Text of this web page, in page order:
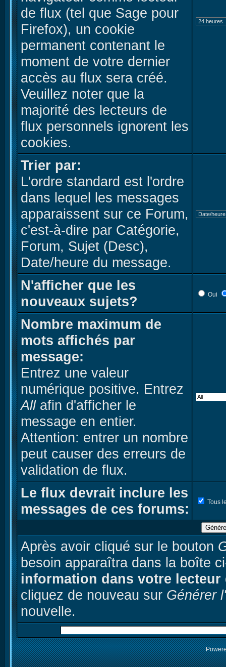
de flux (tel que Sage pour
Firefox), un cookie
permanent contenant le
moment de votre dernier
accès au flux sera créé.
Veuillez noter que la
majorité des lecteurs de
flux personnels ignorent les
cookies.
Trier par:
L'ordre standard est l'ordre
dans lequel les messages
apparaissent sur ce Forum,
c'est-à-dire par Catégorie,
Forum, Sujet (Desc),
Date/heure du message.
N'afficher que les
nouveaux sujets?
Oui
Nombre maximum de
mots affichés par
message:
Entrez une valeur
numérique positive. Entrez
Allafin d'afficher le
message en entier.
Attention: entrer un nombre
peut causer des erreurs de
validation de flux.
Le flux devrait inclure les
messages de ces forums:
Tous
Après avoir cliqué sur le bouton
besoin apparaîtra dans la boîte
information dans votre lecteur
cliquez de nouveau sur Générer
nouvelle.